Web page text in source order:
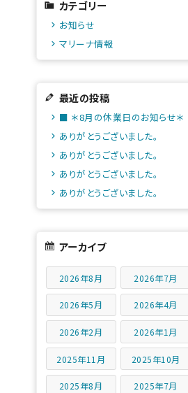
カテゴリー
お知らせ
マリーナ情報
最近の投稿
■ ＊8月の休業日のお知らせ＊
ありがとうございました。
ありがとうございました。
ありがとうございました。
ありがとうございました。
アーカイブ
2026年8月 2026年7月
2026年5月 2026年4月
2026年2月 2026年1月
2025年11月 2025年10月
2025年8月 2025年7月